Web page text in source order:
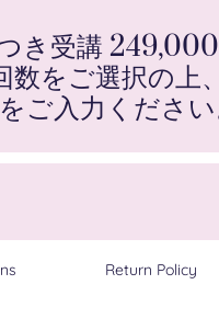
き受講
数をご選択の上
ご入力ください
Return Policy